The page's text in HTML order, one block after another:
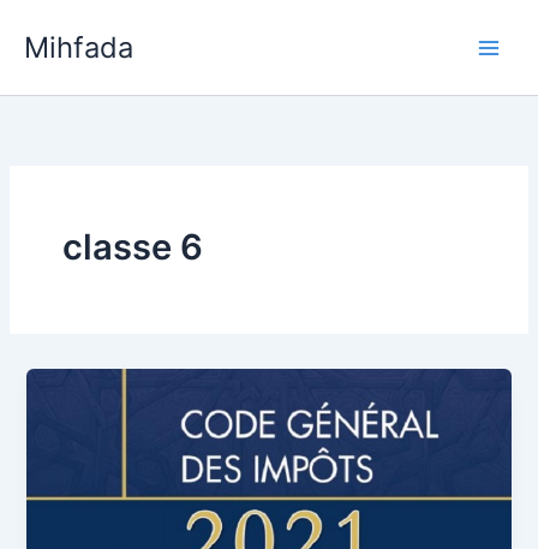
Mihfada
classe 6